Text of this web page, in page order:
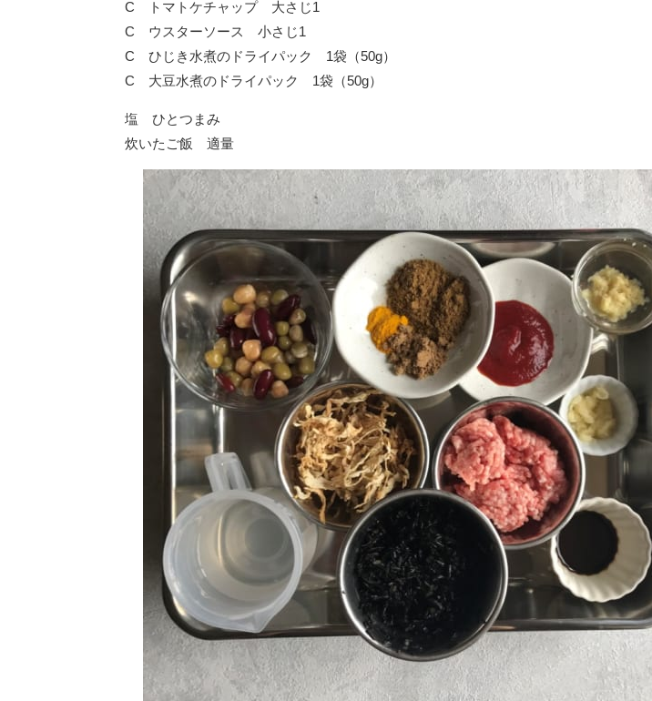
C トマトケチャップ 大さじ1
C ウスターソース 小さじ1
C ひじき水煮のドライパック 1袋（50g）
C 大豆水煮のドライパック 1袋（50g）
塩 ひとつまみ
炊いたご飯 適量